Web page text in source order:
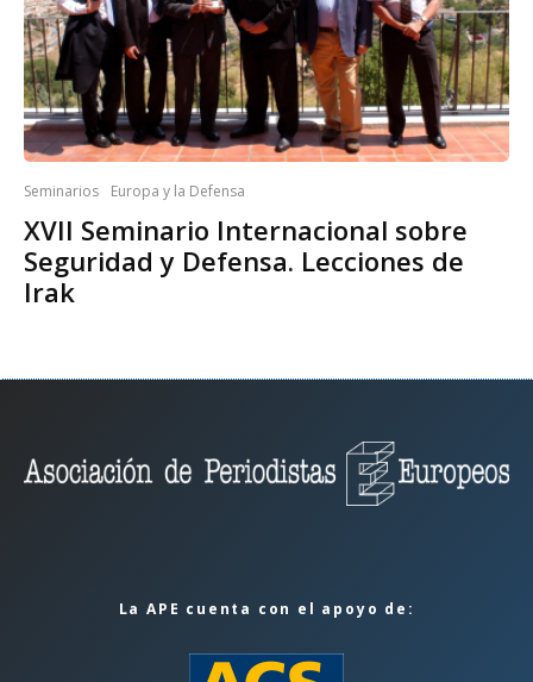
Seminarios Europa y la Defensa
XVII Seminario Internacional sobre
Seguridad y Defensa. Lecciones de
Irak
La APE cuenta con el apoyo de: